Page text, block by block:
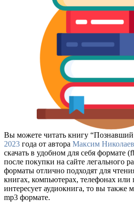
Вы можете читать книгу
2023 года от автора Максим
скачать в удобном для себя формате
после покупки на сайте легального
форматы отлично подходят для
книгах, компьютерах, телефонах или
интересует аудиокнига, то вы также
mp3 формате.